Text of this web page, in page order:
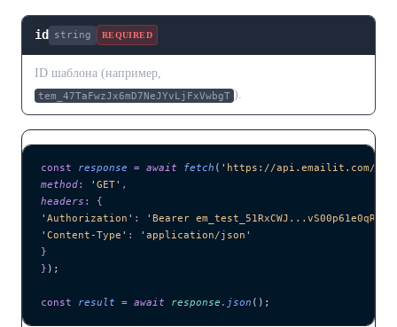
id string REQUIRED
ID шаблона (например,
tem_47TaFwzJx6mD7NeJYvLjFxVwbgT ).
const response = await fetch ( ' https://api.emailit.com/v2/
method: ' GET' ,
headers :
{
' Authorization ' : ' Bearer em_test_51RxCWJ...vS00p61e0qRE
' Content-Type ' : ' application/json '
}
} );
const result = await response . json ();